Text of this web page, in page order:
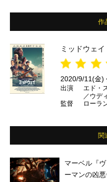
作
ミッドウェイ
2020/9/11(金)
出演
エド・
／ウデ
ルーク
監督 ローラ
関
マーベル『
ーマンの凶